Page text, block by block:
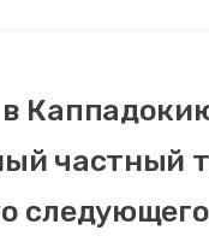
частный
следующего